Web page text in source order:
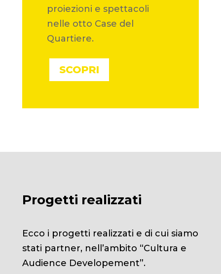
proiezioni e spettacoli
nelle otto Case del
Quartiere.
SCOPRI
Progetti realizzati
Ecco i progetti realizzati e di cui siamo
stati partner, nell’ambito “Cultura e
Audience Developement”.